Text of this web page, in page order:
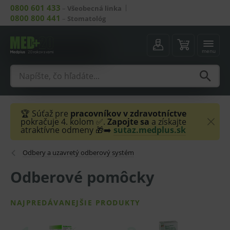
0800 601 433 – Všeobecná linka
0800 800 441 – Stomatológ
menu
🏆 Súťaž pre pracovníkov v zdravotníctve
pokračuje 4. kolom ✅. Zapojte sa a získajte
atraktívne odmeny 🎁➡️ sutaz.medplus.sk
Odbery a uzavretý odberový systém
Odberové pomôcky